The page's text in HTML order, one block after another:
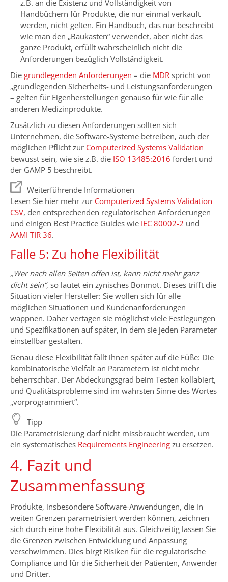
z.B. an die Existenz und Vollständigkeit von
Handbüchern für Produkte, die nur einmal verkauft
werden, nicht gelten. Ein Handbuch, das nur beschreibt
wie man den „Baukasten“ verwendet, aber nicht das
ganze Produkt, erfüllt wahrscheinlich nicht die
Anforderungen bezüglich Vollständigkeit.
Die grundlegenden Anforderungen – die MDR spricht von
„grundlegenden Sicherheits- und Leistungsanforderungen
– gelten für Eigenherstellungen genauso für wie für alle
anderen Medizinprodukte.
Zusätzlich zu diesen Anforderungen sollten sich
Unternehmen, die Software-Systeme betreiben, auch der
möglichen Pflicht zur Computerized Systems Validation
bewusst sein, wie sie z.B. die ISO 13485:2016 fordert und
der GAMP 5 beschreibt.
Weiterführende Informationen
Lesen Sie hier mehr zur Computerized Systems Validation
CSV, den entsprechenden regulatorischen Anforderungen
und einigen Best Practice Guides wie IEC 80002-2 und
AAMI TIR 36.
Falle 5: Zu hohe Flexibilität
„Wer nach allen Seiten offen ist, kann nicht mehr ganz
dicht sein“, so lautet ein zynisches Bonmot. Dieses trifft die
Situation vieler Hersteller: Sie wollen sich für alle
möglichen Situationen und Kundenanforderungen
wappnen. Daher vertagen sie möglichst viele Festlegungen
und Spezifikationen auf später, in dem sie jeden Parameter
einstellbar gestalten.
Genau diese Flexibilität fällt ihnen später auf die Füße: Die
kombinatorische Vielfalt an Parametern ist nicht mehr
beherrschbar. Der Abdeckungsgrad beim Testen kollabiert,
und Qualitätsprobleme sind im wahrsten Sinne des Wortes
„vorprogrammiert“.
Tipp
Die Parametrisierung darf nicht missbraucht werden, um
ein systematisches Requirements Engineering zu ersetzen.
4. Fazit und
Zusammenfassung
Produkte, insbesondere Software-Anwendungen, die in
weiten Grenzen parametrisiert werden können, zeichnen
sich durch eine hohe Flexibilität aus. Gleichzeitig lassen Sie
die Grenzen zwischen Entwicklung und Anpassung
verschwimmen. Dies birgt Risiken für die regulatorische
Compliance und für die Sicherheit der Patienten, Anwender
und Dritter.